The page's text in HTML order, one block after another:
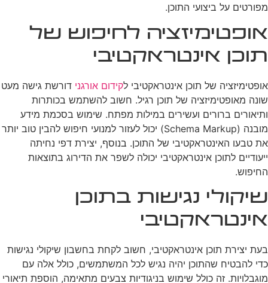
מפורטים על ביצועי התוכן.
אופטימיזציה לחיפוש של
תוכן אינטראקטיבי
אופטימיזציה של תוכן אינטראקטיבי לקידום אורגני דורשת גישה מעט
שונה מאופטימיזציה של תוכן רגיל. חשוב להשתמש בכותרות
ותיאורים ברורים ועשירים במילות מפתח. שימוש בסכמת מידע
מובנה (Schema Markup) יכול לעזור למנועי חיפוש להבין טוב יותר
את טבעו האינטראקטיבי של התוכן. בנוסף, יצירת דפי נחיתה
ייעודיים לתוכן אינטראקטיבי יכולה לשפר את הדירוג בתוצאות
החיפוש.
שיקולי נגישות בתוכן
אינטראקטיבי
בעת יצירת תוכן אינטראקטיבי, חשוב לקחת בחשבון שיקולי נגישות
כדי להבטיח שהתוכן יהיה נגיש לכל המשתמשים, כולל אלה עם
מוגבלויות. זה כולל שימוש בניגודיות צבעים מתאימה, הוספת תיאורי